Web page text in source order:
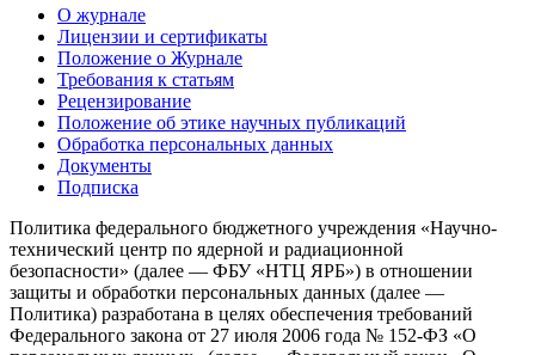
О журнале
Лицензии и сертификаты
Положение о Журнале
Требования к статьям
Рецензирование
Положение об этике научных публикаций
Обработка персональных данных
Документы
Подписка
Политика федерального бюджетного учреждения «Научно-
технический центр по ядерной и радиационной
безопасности» (далее — ФБУ «НТЦ ЯРБ») в отношении
защиты и обработки персональных данных (далее —
Политика) разработана в целях обеспечения требований
Федерального закона от 27 июля 2006 года № 152-ФЗ «О